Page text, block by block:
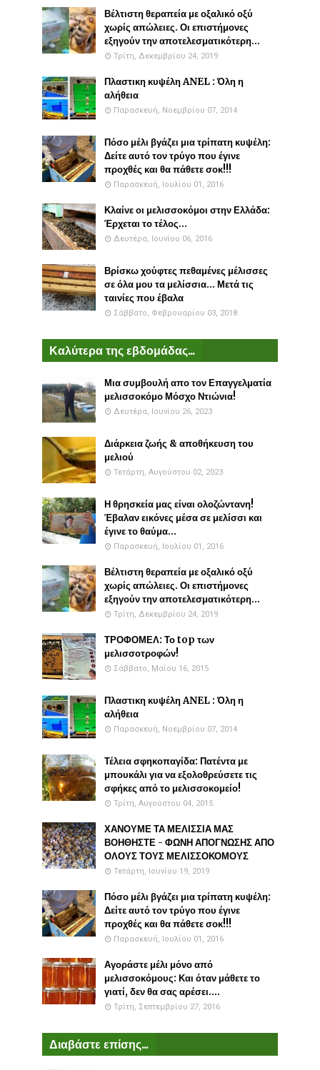
Βέλτιστη θεραπεία με οξαλικό οξύ
χωρίς απώλειες. Οι επιστήμονες
εξηγούν την αποτελεσματικότερη...
Τρίτη, Δεκεμβρίου 24, 2019
Πλαστικη κυψέλη ANEL : Όλη η
αλήθεια
Παρασκευή, Νοεμβρίου 07, 2014
Πόσο μέλι βγάζει μια τρίπατη κυψέλη:
Δείτε αυτό τον τρύγο που έγινε
προχθές και θα πάθετε σοκ!!!
Παρασκευή, Ιουλίου 01, 2016
Κλαίνε οι μελισσοκόμοι στην Ελλάδα:
Έρχεται το τέλος...
Δευτέρα, Ιουνίου 06, 2016
Βρίσκω χούφτες πεθαμένες μέλισσες
σε όλα μου τα μελίσσια... Μετά τις
ταινίες που έβαλα
Σάββατο, Φεβρουαρίου 03, 2018
Καλύτερα της εβδομάδας...
Μια συμβουλή απο τον Επαγγελματία
μελισσοκόμο Μόσχο Ντιώνια!
Δευτέρα, Ιουνίου 26, 2023
Διάρκεια ζωής & αποθήκευση του
μελιού
Τετάρτη, Αυγούστου 02, 2023
Η θρησκεία μας είναι ολοζώντανη!
Έβαλαν εικόνες μέσα σε μελίσσι και
έγινε το θαύμα...
Παρασκευή, Ιουλίου 01, 2016
Βέλτιστη θεραπεία με οξαλικό οξύ
χωρίς απώλειες. Οι επιστήμονες
εξηγούν την αποτελεσματικότερη...
Τρίτη, Δεκεμβρίου 24, 2019
ΤΡΟΦΟΜΕΛ: Το top των
μελισσοτροφών!
Σάββατο, Μαΐου 16, 2015
Πλαστικη κυψέλη ANEL : Όλη η
αλήθεια
Παρασκευή, Νοεμβρίου 07, 2014
Τέλεια σφηκοπαγίδα: Πατέντα με
μπουκάλι για να εξολοθρεύσετε τις
σφήκες από το μελισσοκομείο!
Τρίτη, Αυγούστου 04, 2015
ΧΑΝΟΥΜΕ ΤΑ ΜΕΛΙΣΣΙΑ ΜΑΣ
ΒΟΗΘΗΣΤΕ - ΦΩΝΗ ΑΠΟΓΝΩΣΗΣ ΑΠΟ
ΟΛΟΥΣ ΤΟΥΣ ΜΕΛΙΣΣΟΚΟΜΟΥΣ
Τετάρτη, Ιουνίου 19, 2019
Πόσο μέλι βγάζει μια τρίπατη κυψέλη:
Δείτε αυτό τον τρύγο που έγινε
προχθές και θα πάθετε σοκ!!!
Παρασκευή, Ιουλίου 01, 2016
Αγοράστε μέλι μόνο από
μελισσοκόμους: Και όταν μάθετε το
γιατί, δεν θα σας αρέσει....
Τρίτη, Σεπτεμβρίου 27, 2016
Διαβάστε επίσης...